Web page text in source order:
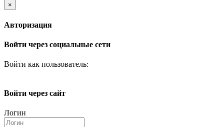
×
Авторизация
Войти через социальные сети
Войти как пользователь:
Войти через сайт
Логин